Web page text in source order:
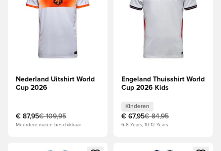
Nederland Uitshirt World
Cup 2026
€ 87,95€ 109,95
Meerdere maten beschikbaar
Engeland Thuisshirt World
Cup 2026 Kids
Kinderen
€ 67,95€ 84,95
6-8 Years, 10-12 Years